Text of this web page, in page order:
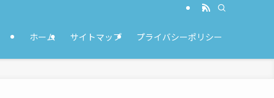
ホーム サイトマップ プライバシーポリシー